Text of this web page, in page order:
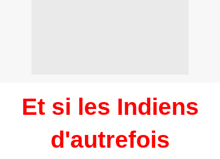
Et si les Indiens
d'autrefois